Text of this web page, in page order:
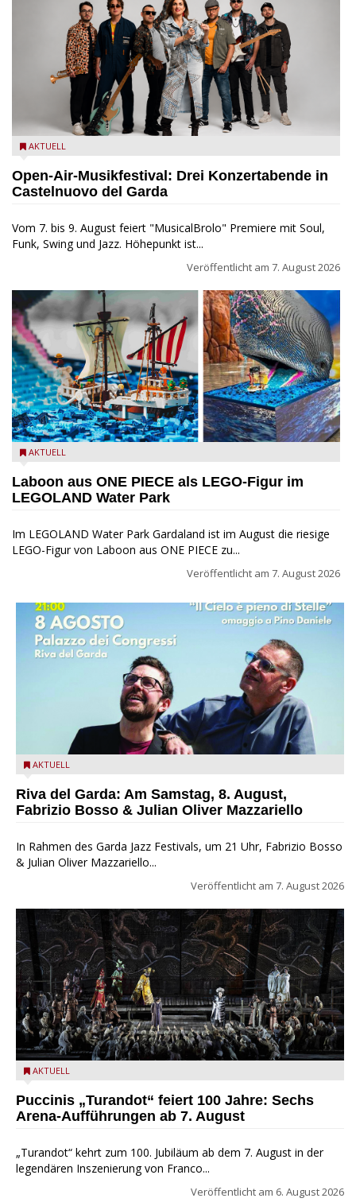
Castelnuovo del Garda: Die "Dirotta su Cuba" zu Gast beim
AKTUELL
Open-Air-Musikfestival: Drei Konzertabende in
Castelnuovo del Garda
Vom 7. bis 9. August feiert "MusicalBrolo" Premiere mit Soul,
Funk, Swing und Jazz. Höhepunkt ist...
Veröffentlicht am 7. August 2026
Laboon aus ONE PIECE als LEGO-Figur im LEGOLAND Water
AKTUELL
Laboon aus ONE PIECE als LEGO-Figur im
LEGOLAND Water Park
Im LEGOLAND Water Park Gardaland ist im August die riesige
LEGO-Figur von Laboon aus ONE PIECE zu...
Veröffentlicht am 7. August 2026
Fabrizio Bosso & Julian Oliver Mazzariello zu Gast beim Garda
AKTUELL
Riva del Garda: Am Samstag, 8. August,
Fabrizio Bosso & Julian Oliver Mazzariello
In Rahmen des Garda Jazz Festivals, um 21 Uhr, Fabrizio Bosso
& Julian Oliver Mazzariello...
Veröffentlicht am 7. August 2026
Turandot in der Arena von Verona - Ennevi für Fondazione
AKTUELL
Puccinis „Turandot“ feiert 100 Jahre: Sechs
Arena-Aufführungen ab 7. August
„Turandot“ kehrt zum 100. Jubiläum ab dem 7. August in der
legendären Inszenierung von Franco...
Veröffentlicht am 6. August 2026